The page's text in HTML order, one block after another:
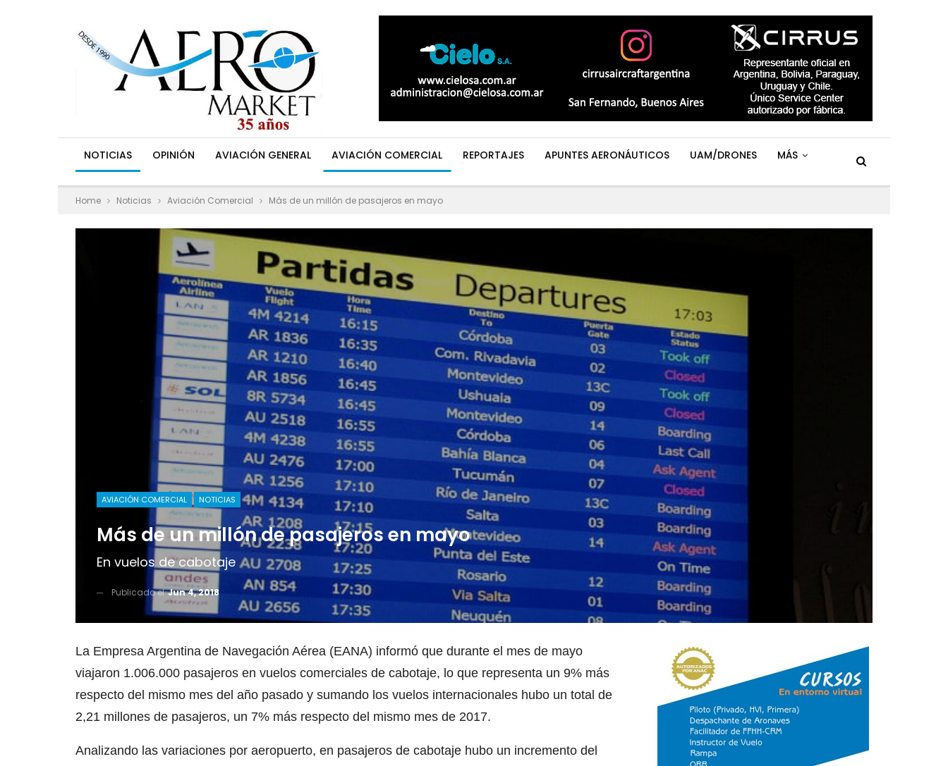
NOTICIAS OPINIÓN AVIACIÓN GENERAL AVIACIÓN COMERCIAL REPORTAJES APUNTES AERONÁUTICOS UAM/DRONES MÁS
Home Noticias Aviación Comercial Más de un millón de pasajeros en mayo
AVIACIÓN COMERCIAL NOTICIAS
Más de un millón de pasajeros en mayo
En vuelos de cabotaje
Publicado elJun 4, 2018
La Empresa Argentina de Navegación Aérea (EANA) informó que durante el mes de mayo
viajaron 1.006.000 pasajeros en vuelos comerciales de cabotaje, lo que representa un 9% más
respecto del mismo mes del año pasado y sumando los vuelos internacionales hubo un total de
2,21 millones de pasajeros, un 7% más respecto del mismo mes de 2017.
Analizando las variaciones por aeropuerto, en pasajeros de cabotaje hubo un incremento del